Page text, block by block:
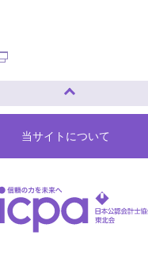
当サイトについて